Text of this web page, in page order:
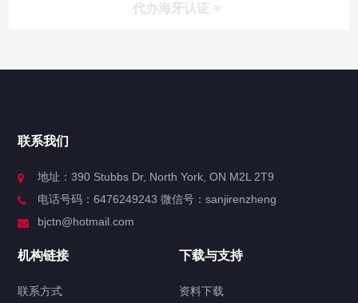
代办海牙认证
服务分类
联系我们
地址：390 Stubbs Dr, North York, ON M2L 2T9
电话号码：6476249243 微信号：sanjirenzheng
bjctn@hotmail.com
机构链接
联系方式
下载与支持
资料下载